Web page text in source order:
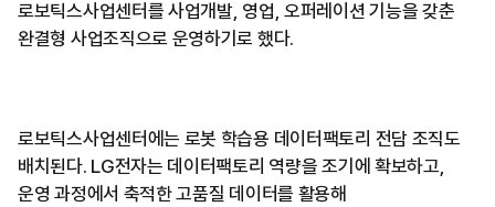
로보틱스사업센터를 사업개발, 영업, 오퍼레이션 기능을 갖춘
완결형 사업조직으로 운영하기로 했다.
로보틱스사업센터에는 로봇 학습용 데이터팩토리 전담 조직도
배치된다. LG전자는 데이터팩토리 역량을 조기에 확보하고,
운영 과정에서 축적한 고품질 데이터를 활용해